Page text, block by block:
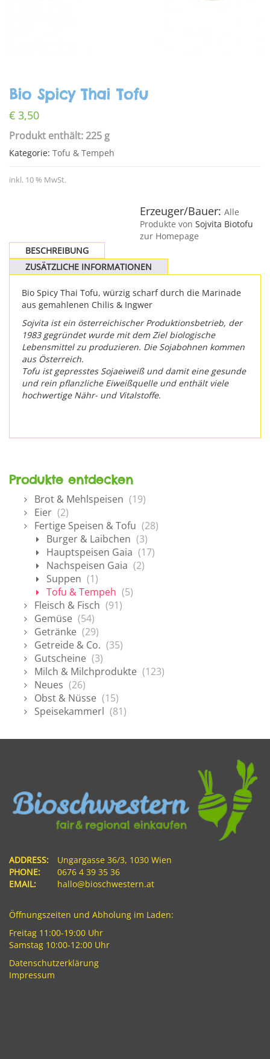
Bio Spicy Thai Tofu
€ 3,50
Produkt enthält: 225 g
Kategorie: Tofu & Tempeh
inkl. 10 % MwSt.
Erzeuger/Bauer:Alle
Produkte von Sojvita Biotofu
zur Homepage
BESCHREIBUNG
ZUSÄTZLICHE INFORMATIONEN
Bio Spicy Thai Tofu, würzig scharf durch die Marinade
aus gemahlenen Chilis & Ingwer
Sojvita ist ein österreichischer Produktionsbetrieb, der
1983 gegründet wurde mit dem Ziel biologische
Lebensmittel zu produzieren. Die Sojabohnen kommen
aus Österreich.
Tofu ist gepresstes Sojaeiweiß und damit eine gesunde
und rein pflanzliche Eiweißquelle und enthält viele
hochwertige Nähr- und Vitalstoffe.
Produkte entdecken
Brot & Mehlspeisen (19)
Eier (2)
Fertige Speisen & Tofu (28)
Burger & Laibchen (3)
Hauptspeisen Gaia (17)
Nachspeisen Gaia (2)
Suppen (1)
Tofu & Tempeh (5)
Fleisch & Fisch (91)
Gemüse (54)
Getränke (29)
Getreide & Co. (35)
Gutscheine (3)
Milch & Milchprodukte (123)
Neues (26)
Obst & Nüsse (15)
Speisekammerl (81)
ADDRESS:
Ungargasse 36/3, 1030 Wien
PHONE:
0676 4 39 35 36
EMAIL:
hallo@bioschwestern.at
Öffnungszeiten und Abholung im Laden:
Freitag 11:00-19:00 Uhr
Samstag 10:00-12:00 Uhr
Datenschutzerklärung
Impressum